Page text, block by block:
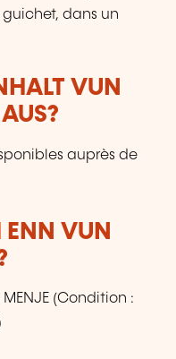
dans un
VUN
auprès de
VUN
(Condition :